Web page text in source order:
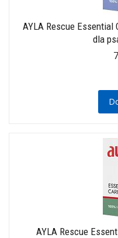
AYLA Rescue Essential
dla
AYLA Rescue